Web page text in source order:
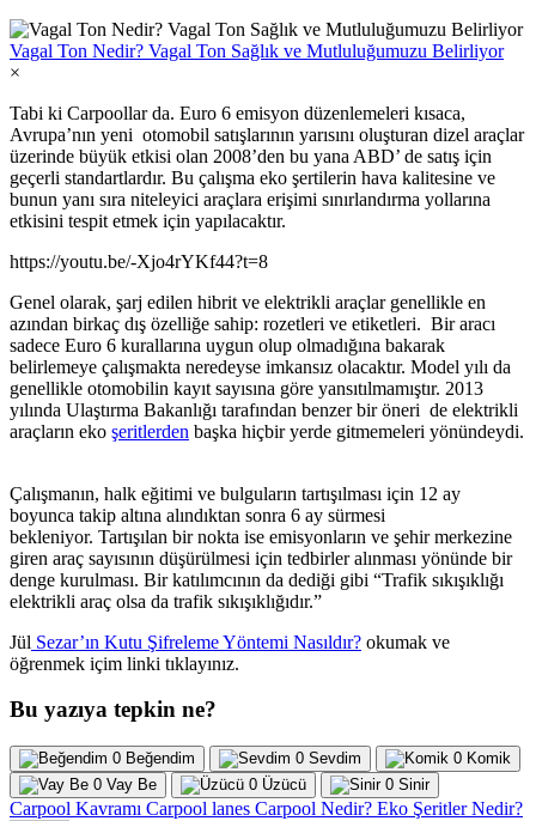
Vagal Ton Nedir? Vagal Ton Sağlık ve Mutluluğumuzu Belirliyor
×
Tabi ki Carpoollar da. Euro 6 emisyon düzenlemeleri kısaca,
Avrupa’nın yeni otomobil satışlarının yarısını oluşturan dizel araçlar
üzerinde büyük etkisi olan 2008’den bu yana ABD’ de satış için
geçerli standartlardır. Bu çalışma eko şertilerin hava kalitesine ve
bunun yanı sıra niteleyici araçlara erişimi sınırlandırma yollarına
etkisini tespit etmek için yapılacaktır.
https://youtu.be/-Xjo4rYKf44?t=8
Genel olarak, şarj edilen hibrit ve elektrikli araçlar genellikle en
azından birkaç dış özelliğe sahip: rozetleri ve etiketleri. Bir aracı
sadece Euro 6 kurallarına uygun olup olmadığına bakarak
belirlemeye çalışmakta neredeyse imkansız olacaktır. Model yılı da
genellikle otomobilin kayıt sayısına göre yansıtılmamıştır. 2013
yılında Ulaştırma Bakanlığı tarafından benzer bir öneri de elektrikli
araçların eko şeritlerden başka hiçbir yerde gitmemeleri yönündeydi.
Çalışmanın, halk eğitimi ve bulguların tartışılması için 12 ay
boyunca takip altına alındıktan sonra 6 ay sürmesi
bekleniyor. Tartışılan bir nokta ise emisyonların ve şehir merkezine
giren araç sayısının düşürülmesi için tedbirler alınması yönünde bir
denge kurulması. Bir katılımcının da dediği gibi “Trafik sıkışıklığı
elektrikli araç olsa da trafik sıkışıklığıdır.”
Jül Sezar’ın Kutu Şifreleme Yöntemi Nasıldır? okumak ve
öğrenmek içim linki tıklayınız.
Bu yazıya tepkin ne?
0 Beğendim 0 Sevdim 0 Komik
0 Vay Be 0 Üzücü 0 Sinir
Carpool Kavramı Carpool lanes Carpool Nedir? Eko Şeritler Nedir?